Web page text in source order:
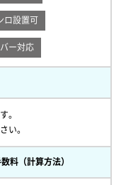
ロ設置可
ー対応
。
い。
料（計算方法）